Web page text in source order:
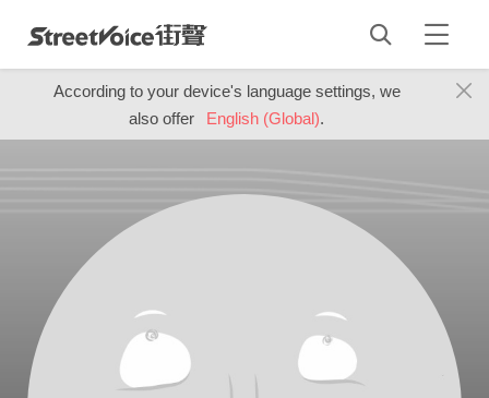
According to your device's language settings, we
also offer
English (Global).